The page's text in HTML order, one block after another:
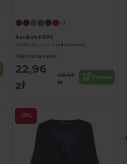
Kamizelka Bezpieczeństwa R200EV Result
+3
Kariban K896
Krótki fartuch z polibawełny
Najniższa cena:
22,96
zł
40,47
zł
Zamów
-31%